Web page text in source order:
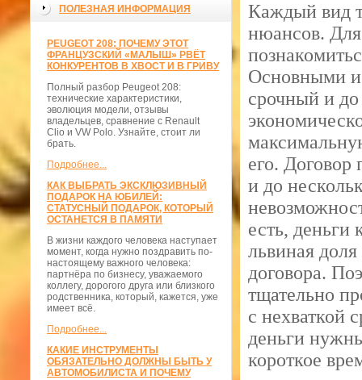
ПОЛЕЗНАЯ ИНФОРМАЦИЯ
PEUGEOT 208: ПОЧЕМУ ЭТОТ
ФРАНЦУЗСКИЙ «МАЛЫШ» РВЁТ
КОНКУРЕНТОВ В ХВОСТ И В ГРИВУ
Полный разбор Peugeot 208:
технические характеристики,
эволюция модели, отзывы
владельцев, сравнение с Renault
Clio и VW Polo. Узнайте, стоит ли
брать.
Подробнее...
КАК ВЫБРАТЬ ЭКСКЛЮЗИВНЫЙ
ПОДАРОК НА ЮБИЛЕЙ:
СТАТУСНЫЙ ПОДАРОК, КОТОРЫЙ
ОСТАНЕТСЯ В ПАМЯТИ
В жизни каждого человека наступает
момент, когда нужно поздравить по-
настоящему важного человека:
партнёра по бизнесу, уважаемого
коллегу, дорогого друга или близкого
родственника, который, кажется, уже
имеет всё.
Подробнее...
КАКИЕ ИНСТРУМЕНТЫ
ОБЯЗАТЕЛЬНО ДОЛЖНЫ БЫТЬ У
АВТОМОБИЛИСТА И ПОЧЕМУ
Каждый вид
нюансов.
Основными и
срочный и
его. Договор
и до
есть, деньги
львиная
договора.
тщательно
с нехваткой
деньги
короткое